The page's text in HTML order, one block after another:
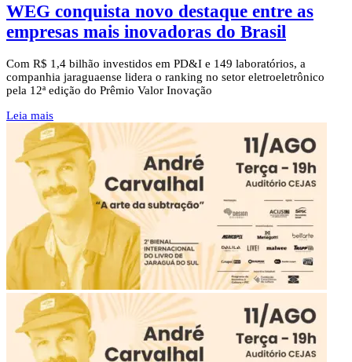
WEG conquista novo destaque entre as
empresas mais inovadoras do Brasil
Com R$ 1,4 bilhão investidos em PD&I e 149 laboratórios, a
companhia jaraguaense lidera o ranking no setor eletroeletrônico
pela 12ª edição do Prêmio Valor Inovação
Leia mais